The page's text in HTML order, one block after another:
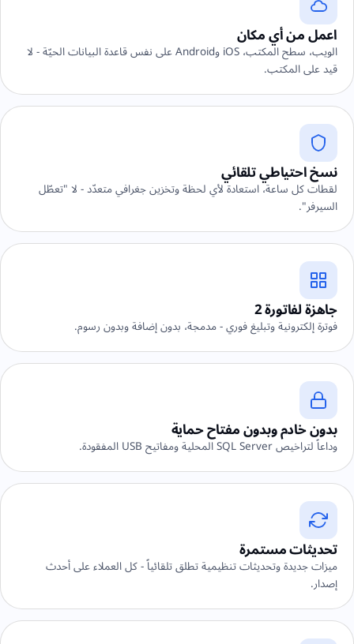
اعمل من أي مكان
الويب، سطح المكتب، iOS وAndroid على نفس قاعدة البيانات الحيّة - لا
قيد على المكتب.
نسخ احتياطي تلقائي
لقطات كل ساعة، استعادة لأي لحظة وتخزين جغرافي متعدّد - لا "تعطّل
السيرفر".
جاهزة لفاتورة 2
فوترة إلكترونية وتبليغ فوري - مدمجة، بدون إضافة وبدون رسوم.
بدون خادم وبدون مفتاح حماية
وداعاً لتراخيص SQL Server المحلية ومفاتيح USB المفقودة.
تحديثات مستمرة
ميزات جديدة وتحديثات تنظيمية تطلق تلقائياً - كل العملاء على أحدث
إصدار.